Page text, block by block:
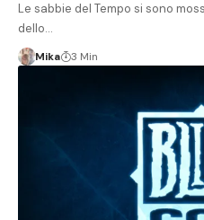
Le sabbie del Tempo si sono
dello…
Mika 3 Min